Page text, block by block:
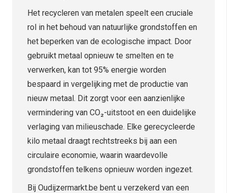
Het recycleren van metalen speelt een cruciale
rol in het behoud van natuurlijke grondstoffen en
het beperken van de ecologische impact. Door
gebruikt metaal opnieuw te smelten en te
verwerken, kan tot 95% energie worden
bespaard in vergelijking met de productie van
nieuw metaal. Dit zorgt voor een aanzienlijke
vermindering van CO₂-uitstoot en een duidelijke
verlaging van milieuschade. Elke gerecycleerde
kilo metaal draagt rechtstreeks bij aan een
circulaire economie, waarin waardevolle
grondstoffen telkens opnieuw worden ingezet.
Bij Oudijzermarkt.be bent u verzekerd van een